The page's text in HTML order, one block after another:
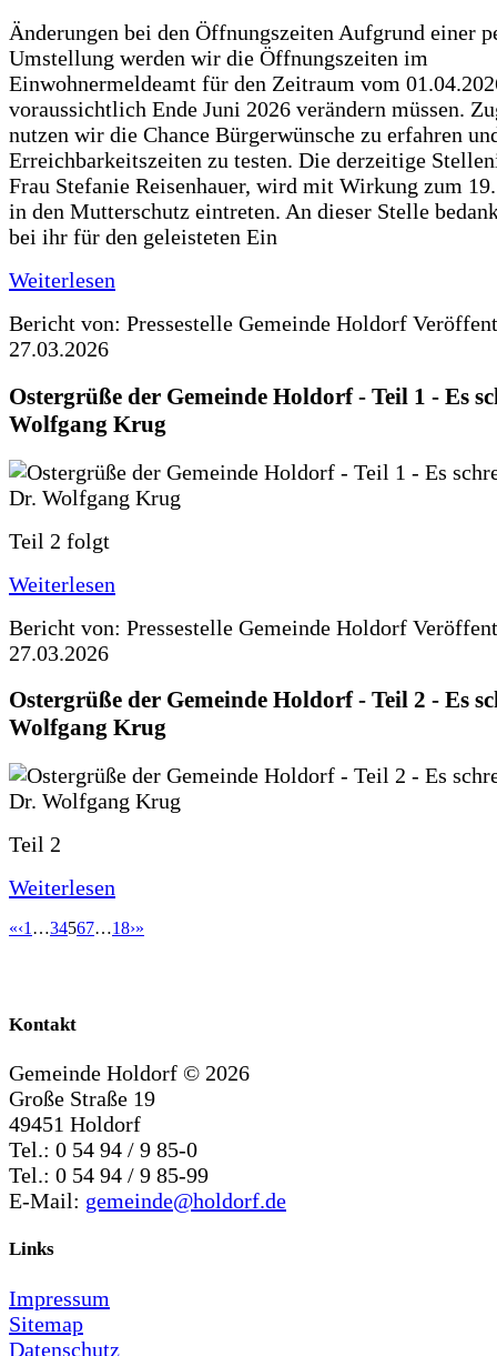
Änderungen bei den Öffnungszeiten Aufgrund einer
Umstellung werden wir die Öffnungszeiten im
Einwohnermeldeamt für den Zeitraum vom
voraussichtlich Ende Juni 2026 verändern müssen.
nutzen wir die Chance Bürgerwünsche zu erfahren
Erreichbarkeitszeiten zu testen. Die derzeitige
Frau Stefanie Reisenhauer, wird mit Wirkung zum
in den Mutterschutz eintreten. An dieser Stelle
bei ihr für den geleisteten Ein
Weiterlesen
Bericht von: Pressestelle Gemeinde Holdorf
27.03.2026
Ostergrüße der Gemeinde Holdorf - Teil 1 - Es
Wolfgang Krug
Teil 2 folgt
Weiterlesen
Bericht von: Pressestelle Gemeinde Holdorf
27.03.2026
Ostergrüße der Gemeinde Holdorf - Teil 2 - Es
Wolfgang Krug
Teil 2
Weiterlesen
«‹1 …34567…18›»
Kontakt
Gemeinde Holdorf © 2026
Große Straße 19
49451 Holdorf
Tel.: 0 54 94 / 9 85-0
Tel.: 0 54 94 / 9 85-99
E-Mail: gemeinde@holdorf.de
Links
Impressum
Sitemap
Datenschutz